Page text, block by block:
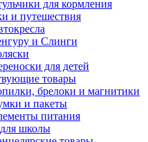
для кормления
и путешествия
и Слинги
для детей
товары
брелоки и магнитики
и пакеты
питания
школы